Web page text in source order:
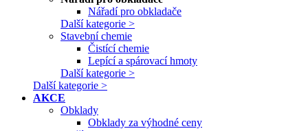
Nářadí pro obkladače
Další kategorie >
Stavební chemie
Čistící chemie
Lepící a spárovací hmoty
Další kategorie >
Další kategorie >
AKCE
Obklady
Obklady za výhodné ceny